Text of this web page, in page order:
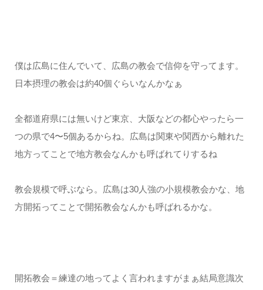
僕は広島に住んでいて、広島の教会で信仰を守ってます。
日本摂理の教会は約40個ぐらいなんかなぁ
全都道府県には無いけど東京、大阪などの都心やったら一
つの県で4〜5個あるからね。広島は関東や関西から離れた
地方ってことで地方教会なんかも呼ばれてりするね
教会規模で呼ぶなら。広島は30人強の小規模教会かな、地
方開拓ってことで開拓教会なんかも呼ばれるかな。
開拓教会＝練達の地ってよく言われますがまぁ結局意識次